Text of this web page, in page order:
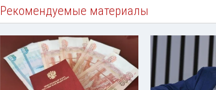
Рекомендуемые материалы